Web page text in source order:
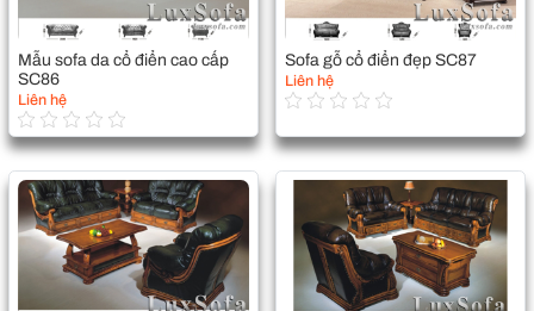
Mẫu sofa da cổ điển cao cấp
SC86
Liên hệ
Sofa gỗ cổ điển đẹp SC87
Liên hệ